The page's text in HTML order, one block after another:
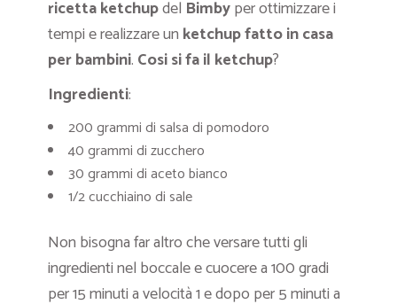
ricetta ketchupdel Bimbyper ottimizzare i
tempi e realizzare un ketchup fatto in casa
per bambini. Cosi si fa il ketchup?
Ingredienti:
200 grammi di salsa di pomodoro
40 grammi di zucchero
30 grammi di aceto bianco
1/2 cucchiaino di sale
Non bisogna far altro che versare tutti gli
ingredienti nel boccale e cuocere a 100 gradi
per 15 minuti a velocità 1 e dopo per 5 minuti a